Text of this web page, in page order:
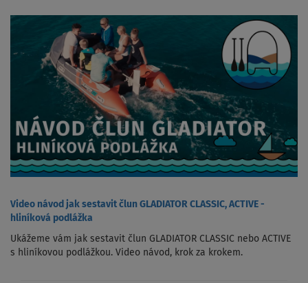
Video návod jak sestavit člun GLADIATOR CLASSIC, ACTIVE -
hliníková podlážka
Ukážeme vám jak sestavit člun GLADIATOR CLASSIC nebo ACTIVE
s hliníkovou podlážkou. Video návod, krok za krokem.